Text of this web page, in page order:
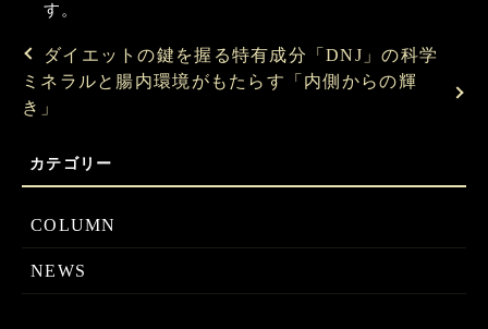
す。
ダイエットの鍵を握る特有成分「DNJ」の科学
ミネラルと腸内環境がもたらす「内側からの輝
き」
COLUMN
NEWS